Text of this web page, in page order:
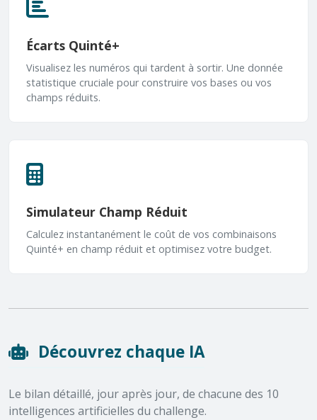
Écarts Quinté+
Visualisez les numéros qui tardent à sortir. Une donnée
statistique cruciale pour construire vos bases ou vos
champs réduits.
Simulateur Champ Réduit
Calculez instantanément le coût de vos combinaisons
Quinté+ en champ réduit et optimisez votre budget.
Découvrez chaque IA
Le bilan détaillé, jour après jour, de chacune des 10
intelligences artificielles du challenge.